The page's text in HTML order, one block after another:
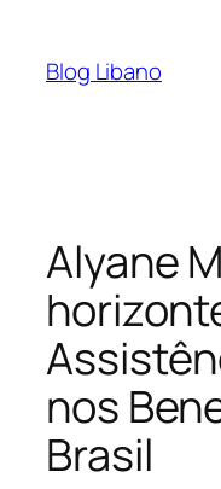
Blog Libano
Alyane
nos
Brasil